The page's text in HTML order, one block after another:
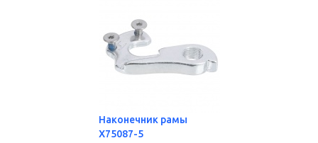
Наконечник рамы
X75087-5